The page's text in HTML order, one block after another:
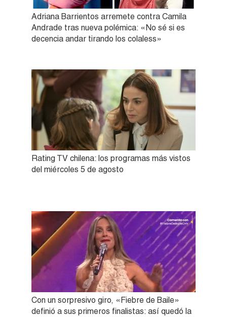
Adriana Barrientos arremete contra Camila
Andrade tras nueva polémica: «No sé si es
decencia andar tirando los colaless»
Rating TV chilena: los programas más vistos
del miércoles 5 de agosto
Con un sorpresivo giro, «Fiebre de Baile»
definió a sus primeros finalistas: así quedó la